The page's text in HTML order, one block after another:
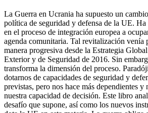
La Guerra en Ucrania ha supuesto un
política de seguridad y defensa de la UE. Ha
en el proceso de integración europea a
agenda comunitaria. Tal revitalización venía
manera progresiva desde la Estrategia
Exterior y de Seguridad de 2016. Sin
transforma la dimensión del proceso.
dotarnos de capacidades de seguridad y
previstas, pero nos hace más dependientes y
nuestra capacidad de decisión. Este libro
desafío que supone, así como los nuevos